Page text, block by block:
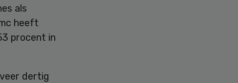
als
heeft
procent in
dertig